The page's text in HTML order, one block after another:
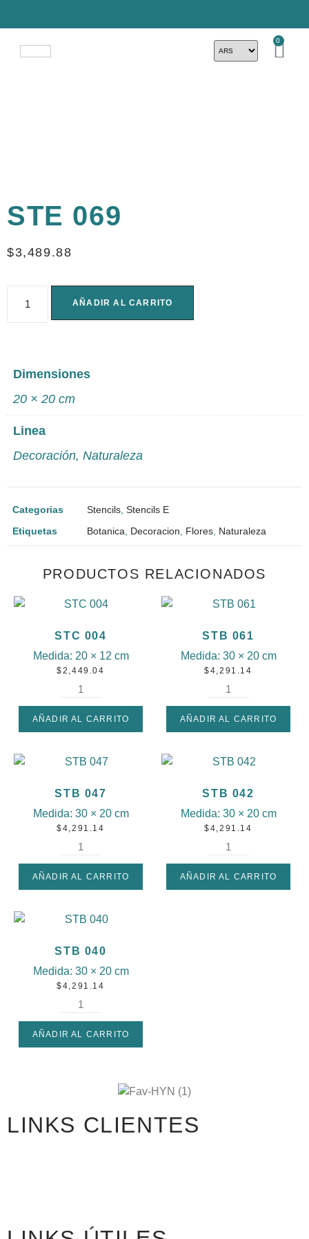
0
STE 069
$3,489.88
AÑADIR AL CARRITO
Dimensiones
20 × 20 cm
Linea
Decoración, Naturaleza
Categorias Stencils, Stencils E
Etiquetas
Botanica, Decoracion, Flores, Naturaleza
PRODUCTOS RELACIONADOS
STC 004
Medida: 20 × 12 cm
$2,449.04
AÑADIR AL CARRITO
STB 061
Medida: 30 × 20 cm
$4,291.14
AÑADIR AL CARRITO
STB 047
Medida: 30 × 20 cm
$4,291.14
AÑADIR AL CARRITO
STB 042
Medida: 30 × 20 cm
$4,291.14
AÑADIR AL CARRITO
STB 040
Medida: 30 × 20 cm
$4,291.14
AÑADIR AL CARRITO
LINKS CLIENTES